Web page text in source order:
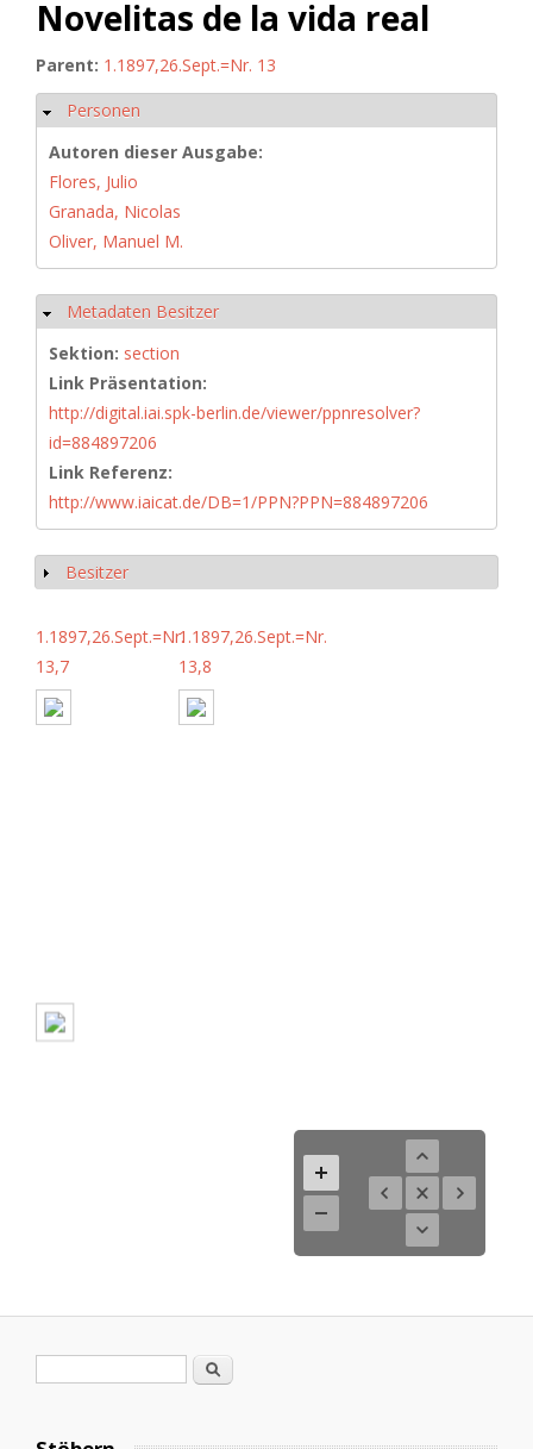
Novelitas de la vida real
Parent: 1.1897,26.Sept.=Nr. 13
Ausblenden
Personen
Autoren dieser Ausgabe:
Flores, Julio
Granada, Nicolas
Oliver, Manuel M.
Ausblenden
Metadaten Besitzer
Sektion: section
Link Präsentation:
http://digital.iai.spk-berlin.de/viewer/ppnresolver?
id=884897206
Link Referenz:
http://www.iaicat.de/DB=1/PPN?PPN=884897206
Anzeigen
Besitzer
1.1897,26.Sept.=Nr.
13,7
1.1897,26.Sept.=Nr.
13,8
Suche